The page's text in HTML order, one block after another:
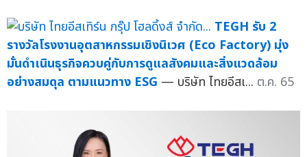
TEGH รับ 2
รางวัลโรงงานอุตสาหกรรมเชิงนิเวศ (Eco Factory) มุ่ง
มั่นดำเนินธุรกิจควบคู่กับการดูแลสังคมและสิ่งแวดล้อม
อย่างสมดุล ตามแนวทาง ESG — บริษัท ไทยอีสเ... ต.ค. 65